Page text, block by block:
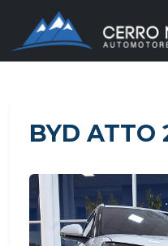
BYD ATTO